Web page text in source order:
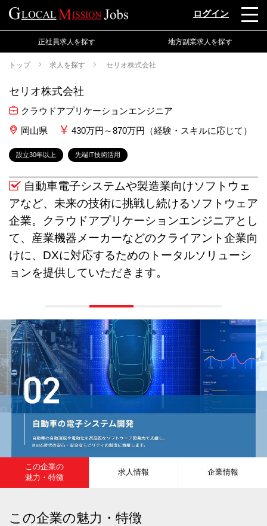
ログイン
正社員求人を探す 地方副業求人を探す
トップ 求人を探す セリオ株式会社
セリオ株式会社
クラウドアプリケーションエンジニア
岡山県
430万円～870万円（経験・スキルに応じて）
設立30年以上 先端IT技術活用
自動車電子システムや製造業向けソフトウェ
アなど、未来の技術に挑戦し続けるソフトウェア
企業。クラウドアプリケーションエンジニアとし
て、産業機器メーカーなどのクライアント企業向
けに、DXに対応するためのトータルソリューシ
ョンを提供していただきます。
この企業の
魅力・特徴
求人情報 企業情報
この企業の魅力・特徴